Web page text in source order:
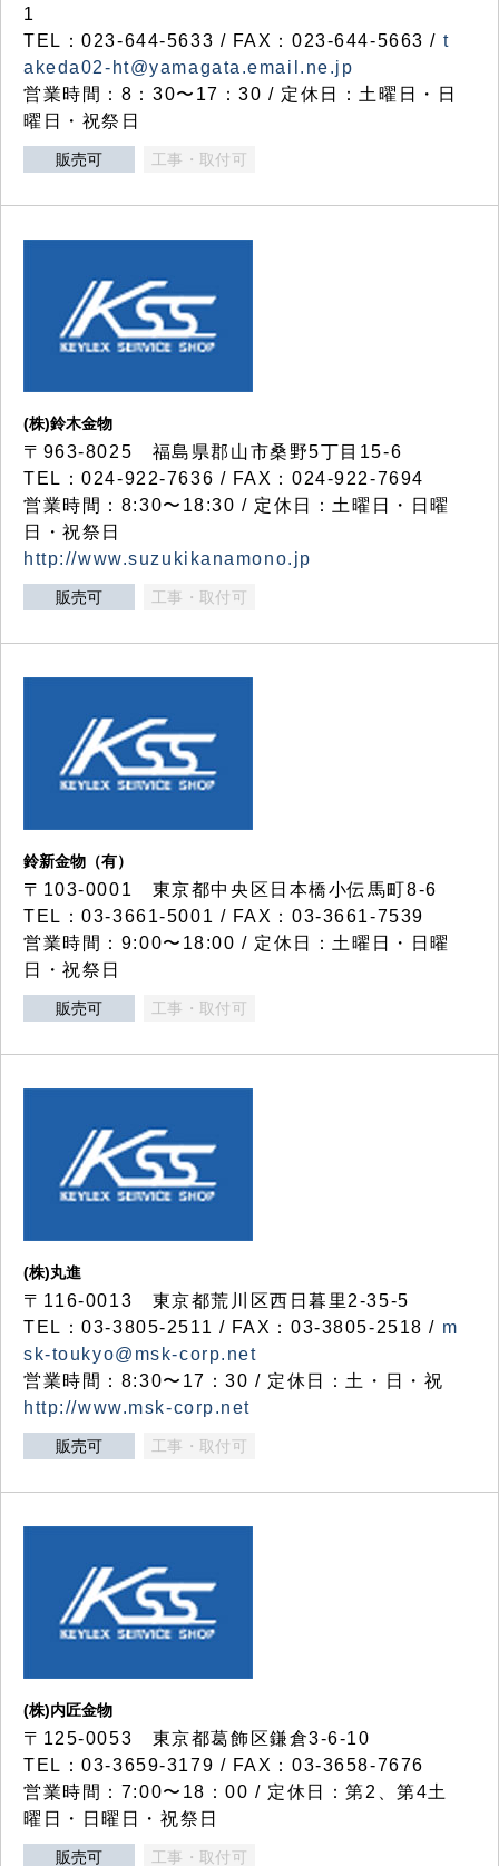
1
TEL：023-644-5633 / FAX：023-644-5663 / t
akeda02-ht@yamagata.email.ne.jp
営業時間：8：30〜17：30 / 定休日：土曜日・日
曜日・祝祭日
販売可 工事・取付可
(株)鈴木金物
〒963-8025 福島県郡山市桑野5丁目15-6
TEL：024-922-7636 / FAX：024-922-7694
営業時間：8:30〜18:30 / 定休日：土曜日・日曜
日・祝祭日
http://www.suzukikanamono.jp
販売可 工事・取付可
鈴新金物（有）
〒103-0001 東京都中央区日本橋小伝馬町8-6
TEL：03-3661-5001 / FAX：03-3661-7539
営業時間：9:00〜18:00 / 定休日：土曜日・日曜
日・祝祭日
販売可 工事・取付可
(株)丸進
〒116-0013 東京都荒川区西日暮里2-35-5
TEL：03-3805-2511 / FAX：03-3805-2518 / m
sk-toukyo@msk-corp.net
営業時間：8:30〜17：30 / 定休日：土・日・祝
http://www.msk-corp.net
販売可 工事・取付可
(株)内匠金物
〒125-0053 東京都葛飾区鎌倉3-6-10
TEL：03-3659-3179 / FAX：03-3658-7676
営業時間：7:00〜18：00 / 定休日：第2、第4土
曜日・日曜日・祝祭日
販売可 工事・取付可